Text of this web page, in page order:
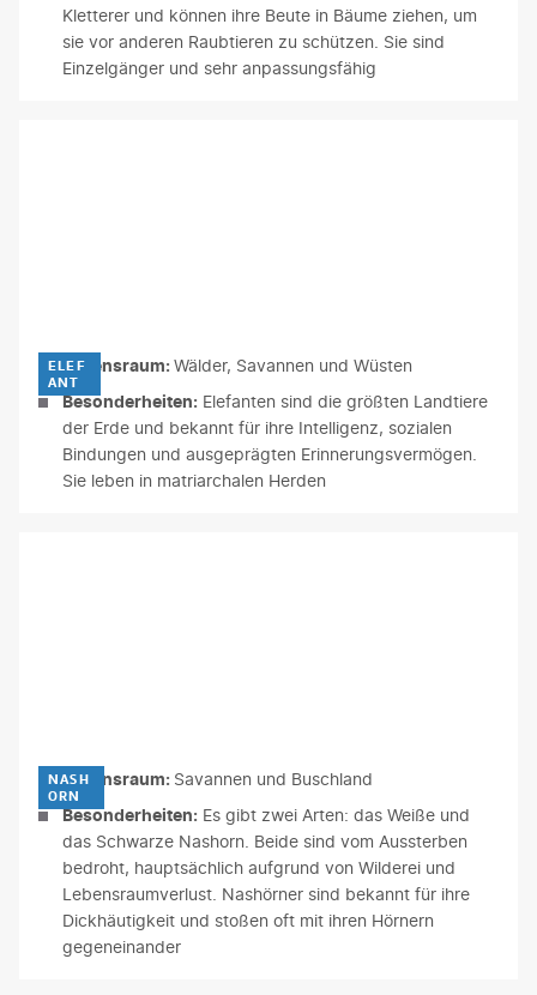
Kletterer und können ihre Beute in Bäume ziehen, um
sie vor anderen Raubtieren zu schützen. Sie sind
Einzelgänger und sehr anpassungsfähig
ELEF
ANT
Lebensraum: Wälder, Savannen und Wüsten
Besonderheiten: Elefanten sind die größten Landtiere
der Erde und bekannt für ihre Intelligenz, sozialen
Bindungen und ausgeprägten Erinnerungsvermögen.
Sie leben in matriarchalen Herden
NASH
ORN
Lebensraum: Savannen und Buschland
Besonderheiten: Es gibt zwei Arten: das Weiße und
das Schwarze Nashorn. Beide sind vom Aussterben
bedroht, hauptsächlich aufgrund von Wilderei und
Lebensraumverlust. Nashörner sind bekannt für ihre
Dickhäutigkeit und stoßen oft mit ihren Hörnern
gegeneinander